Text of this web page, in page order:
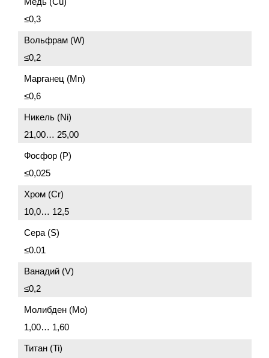
≤0,3
Вольфрам (W)
≤0,2
Марганец (Mn)
≤0,6
Никель (Ni)
21,00… 25,00
Фосфор (P)
≤0,025
Хром (Cr)
10,0… 12,5
Сера (S)
≤0.01
Ванадий (V)
≤0,2
Молибден (Mo)
1,00… 1,60
Титан (Ti)